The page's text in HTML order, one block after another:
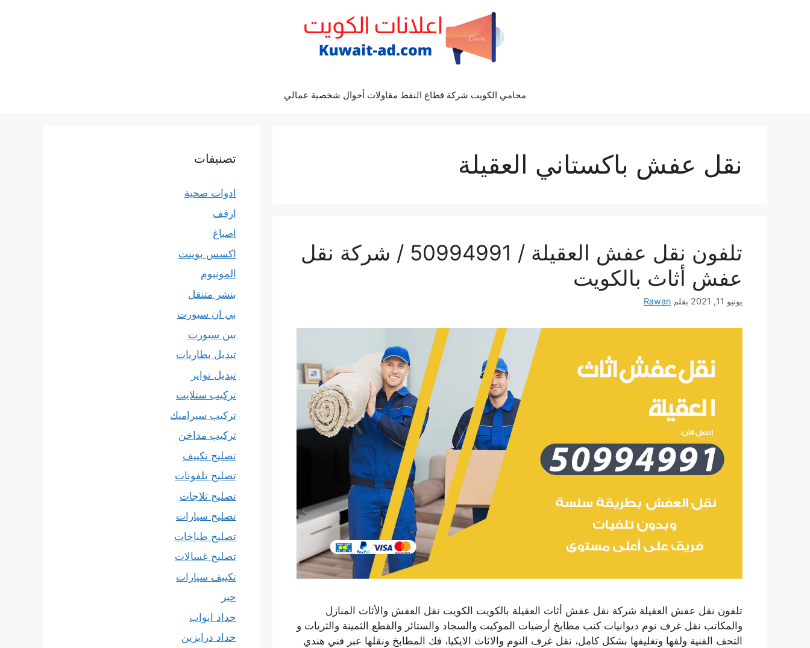
محامي الكويت شركة قطاع النفط مقاولات أحوال شخصية عمالي
نقل عفش باكستاني العقيلة
تلفون نقل عفش العقيلة / 50994991 / شركة نقل
عفش أثاث بالكويت
يونيو 11, 2021 بقلم Rawan
تلفون نقل عفش العقيلة شركة نقل عفش أثاث العقيلة بالكويت الكويت نقل العفش والأثاث المنازل
والمكاتب نقل غرف نوم ديوانيات كنب مطابخ أرضيات الموكيت والسجاد والستائر والقطع الثمينة والثريات و
التحف الفنية ولفها وتغليفها بشكل كامل، نقل غرف النوم والاثاث الايكيا، فك المطابخ ونقلها عبر فني هندي
تصنيفات
ادوات صحية
ارفف
اصباغ
اكسس بوينت
المونيوم
بنشر متنقل
بي ان سبورت
بين سبورت
تبديل بطاريات
تبديل تواير
تركيب ستلايت
تركيب سيراميك
تركيب مداخن
تصليح تكييف
تصليح تلفونات
تصليح ثلاجات
تصليح سيارات
تصليح طباخات
تصليح غسالات
تكييف سيارات
حبر
حداد ابواب
حداد درابزين